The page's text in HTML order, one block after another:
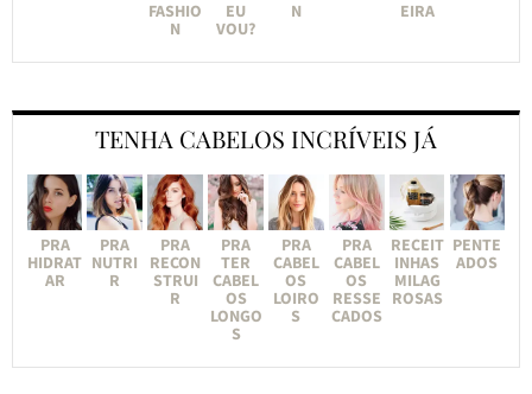
FASHIO
N
EU
VOU?
N
EIRA
TENHA CABELOS INCRÍVEIS JÁ
PRA
HIDRAT
AR
PRA
NUTRI
R
PRA
RECON
STRUI
R
PRA
TER
CABEL
OS
LONGO
S
PRA
CABEL
OS
LOIRO
S
PRA
CABEL
OS
RESSE
CADOS
RECEIT
INHAS
MILAG
ROSAS
PENTE
ADOS